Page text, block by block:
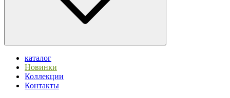
каталог
Новинки
Коллекции
Контакты